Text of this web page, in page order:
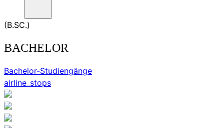
(B.SC.)
BACHELOR
Bachelor-Studiengänge
airline_stops